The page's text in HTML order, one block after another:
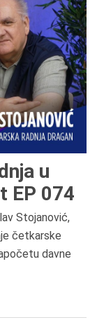
u
EP 074
Stojanović,
četkarske
davne